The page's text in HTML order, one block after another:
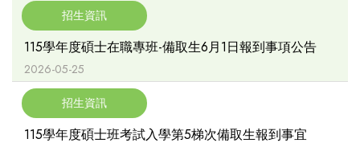
招生資訊
115學年度碩士在職專班-備取生6月1日報到事項公告
2026-05-25
招生資訊
115學年度碩士班考試入學第5梯次備取生報到事宜